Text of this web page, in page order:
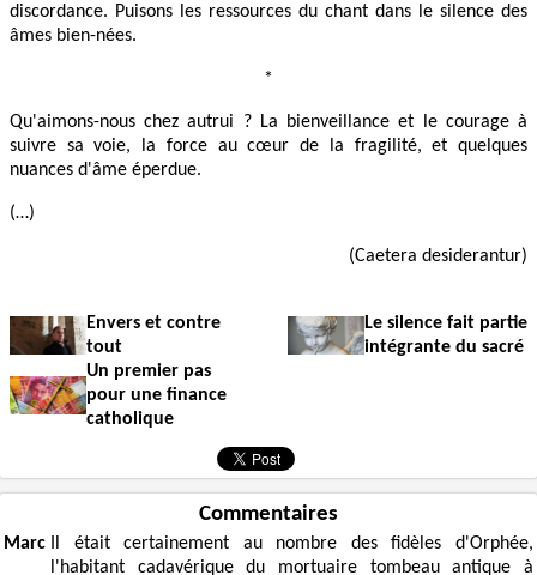
discordance. Puisons les ressources du chant dans le silence des
âmes bien-nées.
*
Qu'aimons-nous chez autrui ? La bienveillance et le courage à
suivre sa voie, la force au cœur de la fragilité, et quelques
nuances d'âme éperdue.
(…)
(Caetera desiderantur)
Envers et contre
tout
Le silence fait partie
intégrante du sacré
Un premier pas
pour une finance
catholique
Commentaires
Marc
Il était certainement au nombre des fidèles d'Orphée,
l'habitant cadavérique du mortuaire tombeau antique à